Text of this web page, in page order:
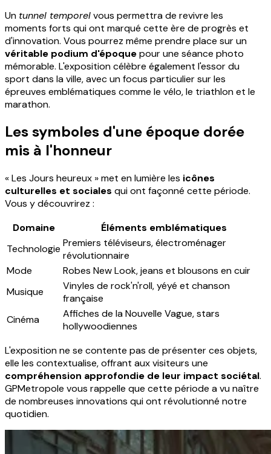
Un tunnel temporelvous permettra de revivre les
moments forts qui ont marqué cette ère de progrès et
d'innovation. Vous pourrez même prendre place sur un
véritable podium d'époquepour une séance photo
mémorable. L'exposition célèbre également l'essor du
sport dans la ville, avec un focus particulier sur les
épreuves emblématiques comme le vélo, le triathlon et le
marathon.
Les symboles d'une époque dorée
mis à l'honneur
« Les Jours heureux » met en lumière les icônes
culturelles et sociales qui ont façonné cette période.
Vous y découvrirez :
Domaine
Éléments emblématiques
Technologie Premiers téléviseurs, électroménager
révolutionnaire
Mode
Robes New Look, jeans et blousons en cuir
Musique
Vinyles de rock'n'roll, yéyé et chanson
française
Cinéma
Affiches de la Nouvelle Vague, stars
hollywoodiennes
L'exposition ne se contente pas de présenter ces objets,
elle les contextualise, offrant aux visiteurs une
compréhension approfondie de leur impact sociétal.
GPMetropole vous rappelle que cette période a vu naître
de nombreuses innovations qui ont révolutionné notre
quotidien.